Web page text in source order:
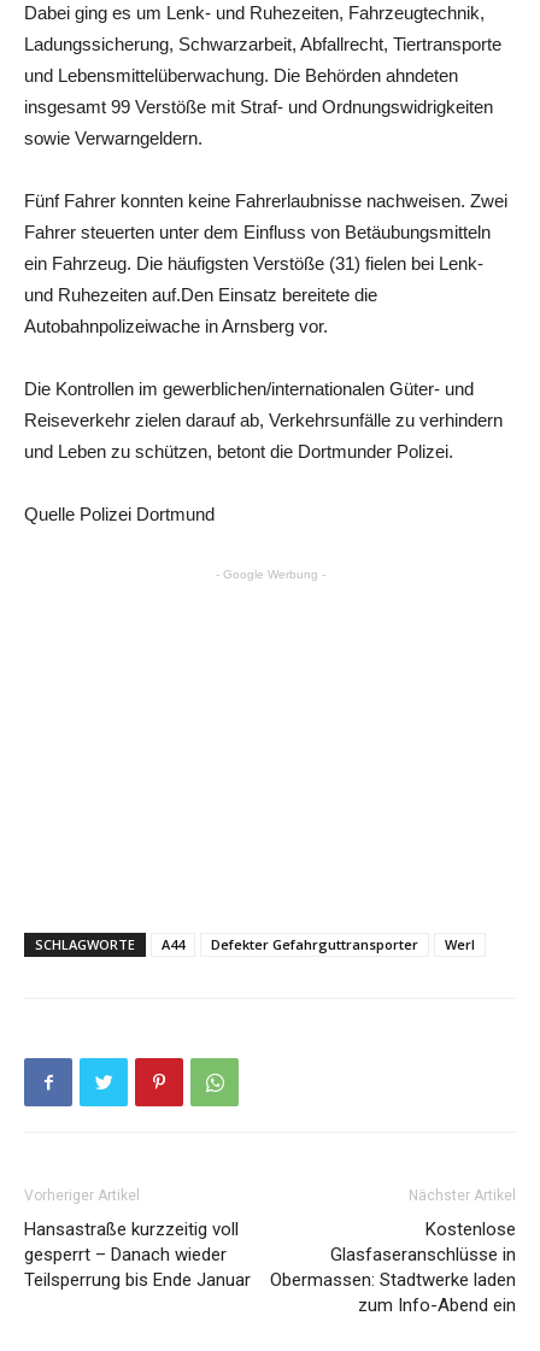
Dabei ging es um Lenk- und Ruhezeiten, Fahrzeugtechnik,
Ladungssicherung, Schwarzarbeit, Abfallrecht, Tiertransporte
und Lebensmittelüberwachung. Die Behörden ahndeten
insgesamt 99 Verstöße mit Straf- und Ordnungswidrigkeiten
sowie Verwarngeldern.
Fünf Fahrer konnten keine Fahrerlaubnisse nachweisen. Zwei
Fahrer steuerten unter dem Einfluss von Betäubungsmitteln
ein Fahrzeug. Die häufigsten Verstöße (31) fielen bei Lenk-
und Ruhezeiten auf.Den Einsatz bereitete die
Autobahnpolizeiwache in Arnsberg vor.
Die Kontrollen im gewerblichen/internationalen Güter- und
Reiseverkehr zielen darauf ab, Verkehrsunfälle zu verhindern
und Leben zu schützen, betont die Dortmunder Polizei.
Quelle Polizei Dortmund
- Google Werbung -
SCHLAGWORTE A44 Defekter Gefahrguttransporter Werl
Vorheriger Artikel
Hansastraße kurzzeitig voll
gesperrt – Danach wieder
Teilsperrung bis Ende Januar
Nächster Artikel
Kostenlose
Glasfaseranschlüsse in
Obermassen: Stadtwerke laden
zum Info-Abend ein